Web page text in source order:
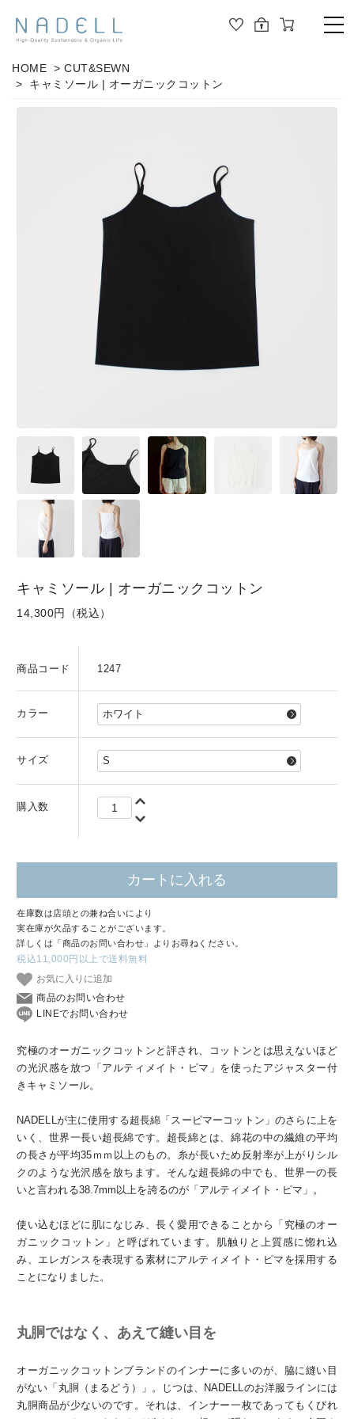
TOP
PRODUCT
CUT&SEWN
SHIRT / BLOUSE
DRESS
PANTS / LEGGINS
FORMAL
ABOUT US
HOME > CUT&SEWN
> キャミソール | オーガニックコットン
キャミソール | オーガニックコットン
14,300円（税込）
商品コード 1247
カラー
サイズ
購入数
カートに入れる
在庫数は店頭との兼ね合いにより
実在庫が欠品することがございます。
詳しくは「商品のお問い合わせ」よりお尋ねください。
税込11,000円以上で送料無料
お気に入りに追加
商品のお問い合わせ
LINEでお問い合わせ
究極のオーガニックコットンと評され、コットンとは思えないほど
の光沢感を放つ「アルティメイト・ピマ」を使ったアジャスター付
きキャミソール。
NADELLが主に使用する超長綿「スーピマーコットン」のさらに上を
いく、世界一長い超長綿です。超長綿とは、綿花の中の繊維の平均
の長さが平均35ｍｍ以上のもの。糸が長いため反射率が上がりシル
クのような光沢感を放ちます。そんな超長綿の中でも、世界一の長
いと言われる38.7mm以上を誇るのが「アルティメイト・ピマ」。
使い込むほどに肌になじみ、長く愛用できることから「究極のオー
ガニックコットン」と呼ばれています。肌触りと上質感に惚れ込
み、エレガンスを表現する素材にアルティメイト・ピマを採用する
ことになりました。
丸胴ではなく、あえて縫い目を
オーガニックコットンブランドのインナーに多いのが、脇に縫い目
がない「丸胴（まるどう）」。じつは、NADELLのお洋服ラインには
丸胴商品が少ないのです。それは、インナー一枚であってもくびれ